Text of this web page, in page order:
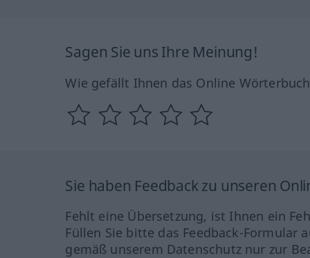
Sagen Sie uns Ihre Meinung!
Wie gefällt Ihnen das Online
Sie haben Feedback zu unseren
Fehlt eine Übersetzung, ist Ihnen ein
Füllen Sie bitte das Feedback-Formular
gemäß unserem Datenschutz nur zur